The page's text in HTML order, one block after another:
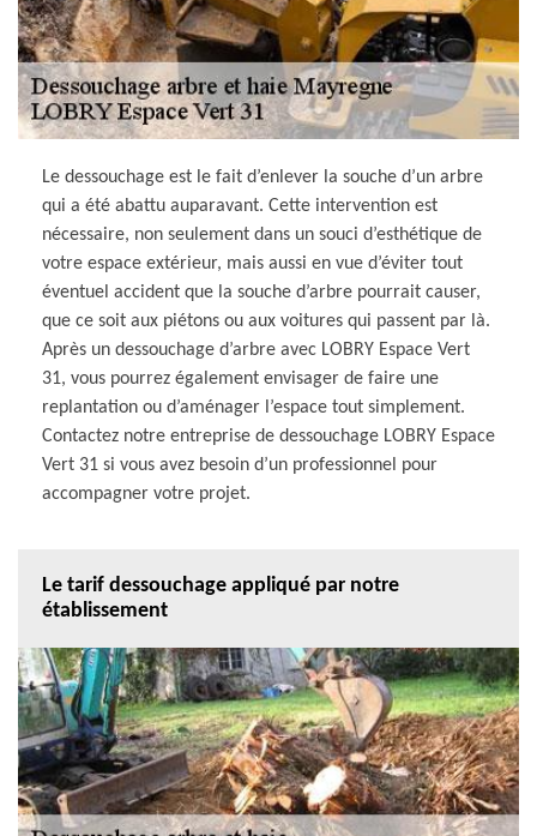
Le dessouchage est le fait d’enlever la souche d’un arbre
qui a été abattu auparavant. Cette intervention est
nécessaire, non seulement dans un souci d’esthétique de
votre espace extérieur, mais aussi en vue d’éviter tout
éventuel accident que la souche d’arbre pourrait causer,
que ce soit aux piétons ou aux voitures qui passent par là.
Après un dessouchage d’arbre avec LOBRY Espace Vert
31, vous pourrez également envisager de faire une
replantation ou d’aménager l’espace tout simplement.
Contactez notre entreprise de dessouchage LOBRY Espace
Vert 31 si vous avez besoin d’un professionnel pour
accompagner votre projet.
Le tarif dessouchage appliqué par notre
établissement